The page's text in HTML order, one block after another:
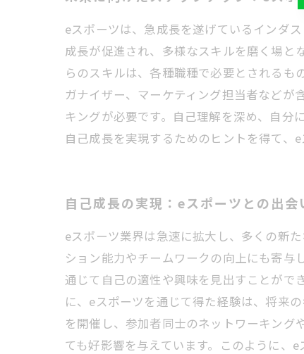
eスポーツは、急成長を遂げているインダ
成長が促進され、多様なスキルを磨く場と
らのスキルは、各種職種で必要とされるも
ガナイザー、マーケティング担当者などが
キングが必要です。自己理解を深め、自分
自己成長を実現するためのヒントを得て、
自己成長の実現：eスポーツとの出
eスポーツ業界は急速に拡大し、多くの新
ション能力やチームワークの向上にも寄与
通じて自己の適性や興味を見出すことがで
に、eスポーツを通じて得た経験は、将来
を開催し、参加者同士のネットワーキン
ても好影響を与えています。このように、